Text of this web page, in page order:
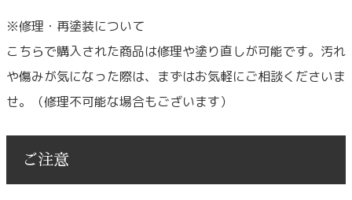
※修理・再塗装について
こちらで購入された商品は修理や塗り直しが可能です。汚れ
や傷みが気になった際は、まずはお気軽にご相談くださいま
せ。（修理不可能な場合もございます）
ご注意